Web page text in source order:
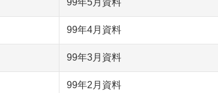
99年5月資料
99年4月資料
99年3月資料
99年2月資料